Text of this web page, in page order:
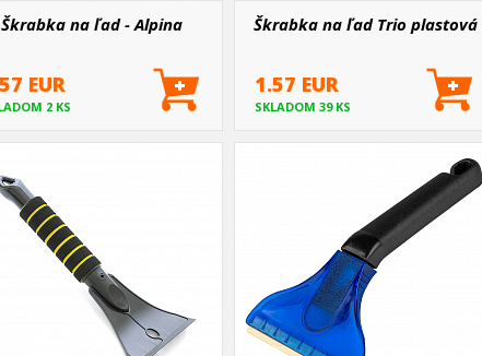
Škrabka na ľad - Alpina
EUR
2 KS
Škrabka na ľad Trio plastová
1.57 EUR
SKLADOM 39 KS